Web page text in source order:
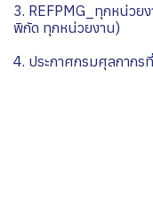
3. REFPMG_ทุกหน่วย
พิกัด ทุกหน่วยงาน)
4. ประกาศกรมศุลกาก